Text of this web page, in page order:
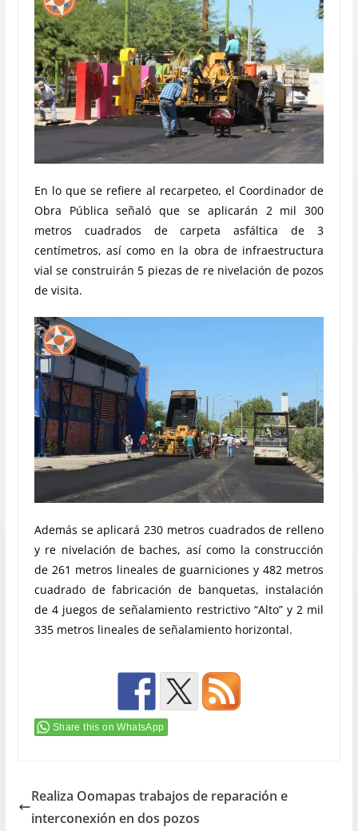
En lo que se refiere al recarpeteo, el Coordinador de
Obra Pública señaló que se aplicarán 2 mil 300
metros cuadrados de carpeta asfáltica de 3
centímetros, así como en la obra de infraestructura
vial se construirán 5 piezas de re nivelación de pozos
de visita.
Además se aplicará 230 metros cuadrados de relleno
y re nivelación de baches, así como la construcción
de 261 metros lineales de guarniciones y 482 metros
cuadrado de fabricación de banquetas, instalación
de 4 juegos de señalamiento restrictivo “Alto” y 2 mil
335 metros lineales de señalamiento horizontal.
Share this on WhatsApp
Realiza Oomapas trabajos de reparación e
interconexión en dos pozos